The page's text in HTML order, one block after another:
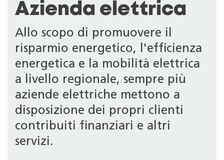
Azienda elettrica
Allo scopo di promuovere il
risparmio energetico, l'efficienza
energetica e la mobilità elettrica
a livello regionale, sempre più
aziende elettriche mettono a
disposizione dei propri clienti
contribuiti finanziari e altri
servizi.